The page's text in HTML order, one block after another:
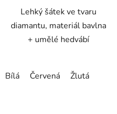
Lehký šátek ve tvaru
diamantu, materiál bavlna
+ umělé hedvábí
Bílá Červená Žlutá